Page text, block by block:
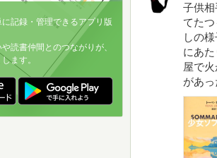
子供
てた
しの
にあ
屋で
があ
記録・管理できるアプリ版
読書仲間とのつながりが、
ます。